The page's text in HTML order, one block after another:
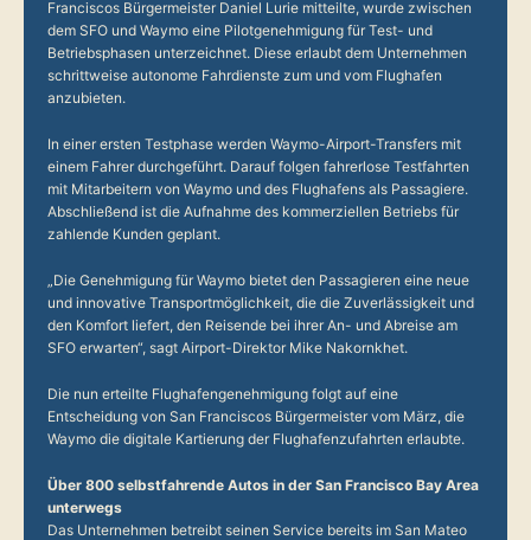
Franciscos Bürgermeister Daniel Lurie mitteilte, wurde zwischen
dem SFO und Waymo eine Pilotgenehmigung für Test- und
Betriebsphasen unterzeichnet. Diese erlaubt dem Unternehmen
schrittweise autonome Fahrdienste zum und vom Flughafen
anzubieten.
In einer ersten Testphase werden Waymo-Airport-Transfers mit
einem Fahrer durchgeführt. Darauf folgen fahrerlose Testfahrten
mit Mitarbeitern von Waymo und des Flughafens als Passagiere.
Abschließend ist die Aufnahme des kommerziellen Betriebs für
zahlende Kunden geplant.
„Die Genehmigung für Waymo bietet den Passagieren eine neue
und innovative Transportmöglichkeit, die die Zuverlässigkeit und
den Komfort liefert, den Reisende bei ihrer An- und Abreise am
SFO erwarten“, sagt Airport-Direktor Mike Nakornkhet.
Die nun erteilte Flughafengenehmigung folgt auf eine
Entscheidung von San Franciscos Bürgermeister vom März, die
Waymo die digitale Kartierung der Flughafenzufahrten erlaubte.
Über 800 selbstfahrende Autos in der San Francisco Bay Area
unterwegs
Das Unternehmen betreibt seinen Service bereits im San Mateo